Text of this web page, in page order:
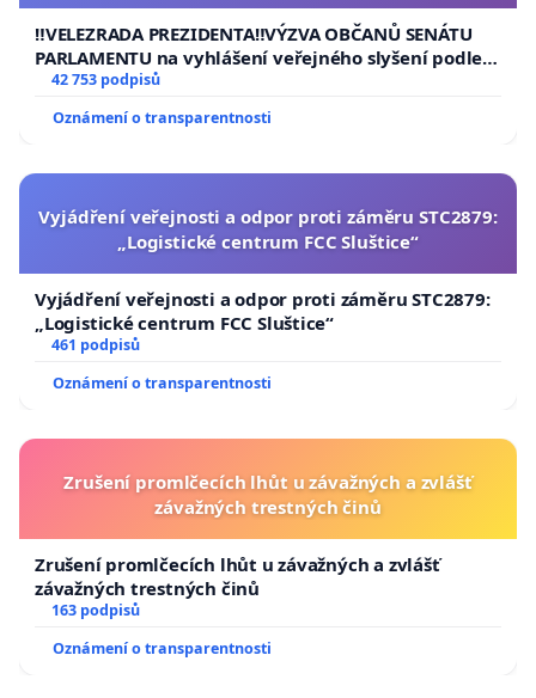
republiky
‼️VELEZRADA PREZIDENTA‼️VÝZVA OBČANŮ SENÁTU
PARLAMENTU na vyhlášení veřejného slyšení podle §
144 jednacího řádu Senátu k návrhu na přijetí
republiky
42 753 podpisů
Oznámení o transparentnosti
Vyjádření veřejnosti a odpor proti záměru STC2879:
„Logistické centrum FCC Sluštice“
Vyjádření veřejnosti a odpor proti záměru STC2879:
„Logistické centrum FCC Sluštice“
461 podpisů
Oznámení o transparentnosti
Zrušení promlčecích lhůt u závažných a zvlášť
závažných trestných činů
Zrušení promlčecích lhůt u závažných a zvlášť
závažných trestných činů
163 podpisů
Oznámení o transparentnosti